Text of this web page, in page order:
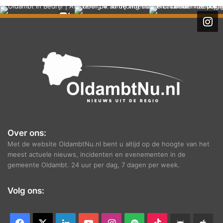
h
Over ons:
Met de website OldambtNu.nl bent u altijd op de hoogte van het
meest actuele nieuws, incidenten en evenementen in de
gemeente Oldambt. 24 uur per dag, 7 dagen per week.
Volg ons: